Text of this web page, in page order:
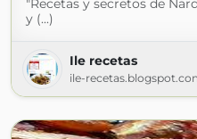
"Recetas y secretos de
y (...)
Ile recetas
ile-